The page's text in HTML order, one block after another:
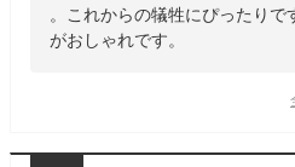
。これからの犠牲にぴったり
がおしゃれです。